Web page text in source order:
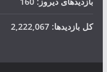
کل بازدیدها: 2,222,067